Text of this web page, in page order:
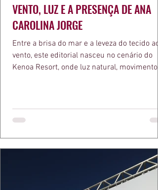
VENTO, LUZ E A PRESENÇA DE ANA
CAROLINA JORGE
Entre a brisa do mar e a leveza do tecido ao
vento, este editorial nasceu no cenário do
Kenoa Resort, onde luz natural, movimento e
algo de intemporal em vestir o vento e
que ele conduza a cena. Cada dobra do
cada reflexo dourado da luz sobre a pe